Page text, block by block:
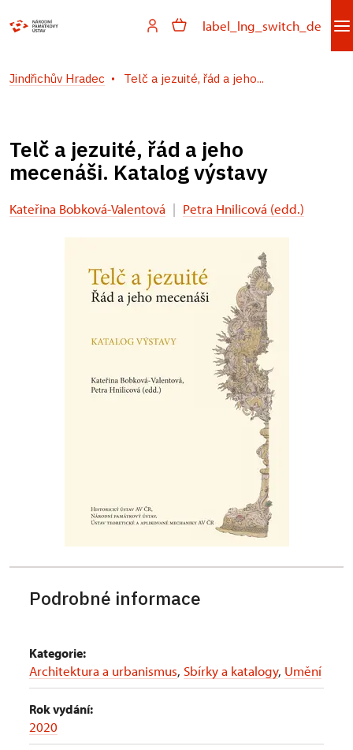
label_lng_switch_de
Jindřichův Hradec Telč a jezuité, řád a jeho...
Telč a jezuité, řád a jeho
mecenáši. Katalog výstavy
Kateřina Bobková-Valentová | Petra Hnilicová (edd.)
Podrobné informace
Kategorie:
Architektura a urbanismus, Sbírky a katalogy, Umění
Rok vydání:
2020